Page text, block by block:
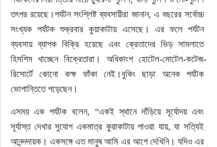
তৎপর রয়েছে।পর্যটন সংশ্লিষ্ট ব্যবসায়ীরা জানান, এ বছরের সর্বোচ্চ
সংখ্যক পর্যটক শুক্রবার কুয়াকাটায় এসেছে। এর ফলে পর্যটন
ব্যবসায় ব্যাপক বিক্রি হয়েছে এবং ক্রেতাদের ভিড় সামলাতে
হিমশিম খাচ্ছেন বিক্রেতারা। অধিকাংশ হোটেল-মোটেল-কটেজ-
রিসোর্টে কোনো কক্ষ ফাঁকা নেই।বুকিং ছাড়া অনেক পর্যটক
ভোগান্তিতে পড়েছেন।
এসময় এক পর্যটক বলেন, “একই স্থানে দাঁড়িয়ে সূর্যোদয় এবং
সূর্যাস্ত দেখার সুযোগ একমাত্র কুয়াকাটায় পাওয়া যায়, যা সত্যিই
আনন্দদায়ক। একসঙ্গে এত মানুষ আমি এর আগে দেখিনি। যদিও এর